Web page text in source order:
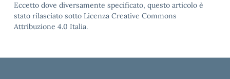
Eccetto dove diversamente specificato, questo articolo è
stato rilasciato sotto Licenza Creative Commons
Attribuzione 4.0 Italia.